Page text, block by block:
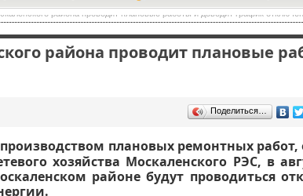
района проводит плановые работы и доводит график
района проводит плановые
Поделиться…
производством плановых ремонтных работ,
хозяйства Москаленского РЭС, в
районе будут проводиться